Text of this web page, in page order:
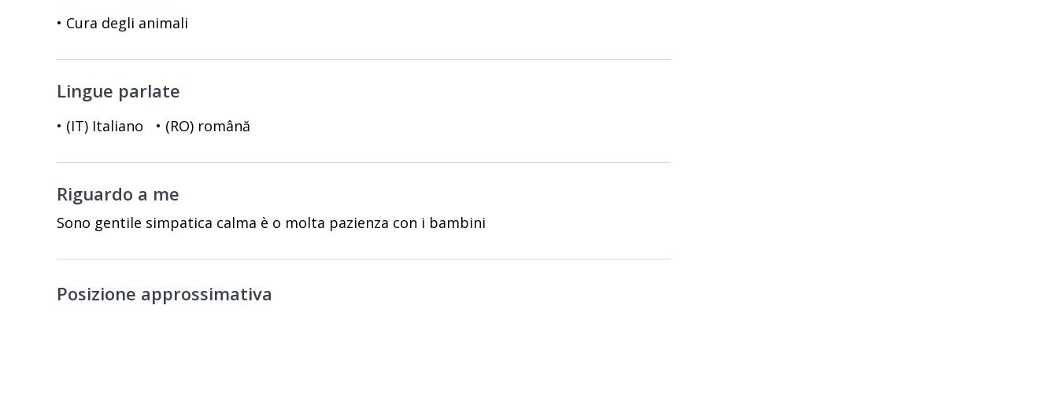
• Cura degli animali
Lingue parlate
• (IT) Italiano • (RO) română
Riguardo a me
Sono gentile simpatica calma è o molta pazienza con i bambini
Posizione approssimativa